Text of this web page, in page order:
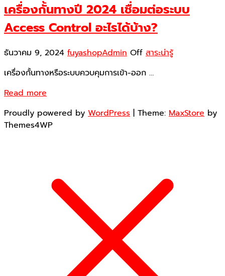
เครื่องกั้นทางปี 2024 เชื่อมต่อระบบ
Access Control อะไรได้บ้าง?
ธันวาคม 9, 2024 fuyashopAdmin Off สาระน่ารู้
เครื่องกั้นทางหรือระบบควบคุมการเข้า-ออก …
Read more
Proudly powered by WordPress | Theme: MaxStore by
Themes4WP